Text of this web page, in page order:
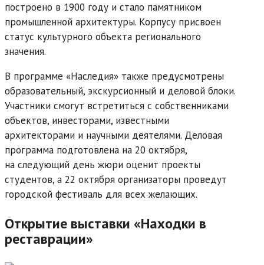
построено в 1900 году и стало памятником
промышленной архитектуры. Корпусу присвоен
статус культурного объекта регионального
значения.
В программе «Наследия» также предусмотрены
образовательный, экскурсионный и деловой блоки.
Участники смогут встретиться с собственниками
объектов, инвесторами, известными
архитекторами и научными деятелями. Деловая
программа подготовлена на 20 октября,
на следующий день жюри оценит проекты
студентов, а 22 октября организаторы проведут
городской фестиваль для всех желающих.
Открытие выставки «Находки в
реставрации»